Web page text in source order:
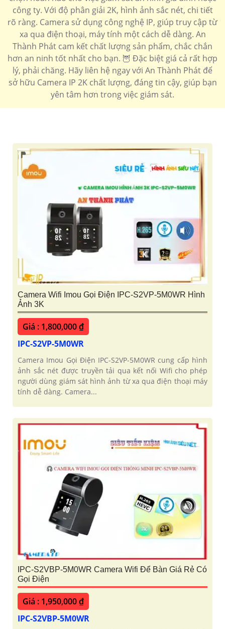
'
công ty. Với độ phân giải 2K, hình ảnh sắc nét, chi tiết
rõ ràng. Camera sử dụng công nghệ IP, giúp truy cập từ
xa qua điện thoại, máy tính một cách dễ dàng. An
Thành Phát cam kết chất lượng sản phẩm, chắc chắn
hơn an ninh tốt nhất cho bạn. 🦉 Đặc biệt giá cả rất hợp
lý, phải chăng. Hãy liên hệ ngay với An Thành Phát để
sở hữu Camera IP 2K chất lượng, đáng tin cậy, giúp bạn
yên tâm hơn trong việc giám sát.
Camera Wifi Imou Gọi Điện IPC-S2VP-5M0WR Hình
Ảnh 3K
Giá : 1,800,000 ₫
IPC-S2VP-5M0WR
Camera Imou Gọi Điện IPC-S2VP-5M0WR cung cấp hình
ảnh sắc nét được truyền tải qua kết nối Wifi cho phép
người dùng giám sát hình ảnh từ xa qua điện thoại máy
tính dễ dàng. Camera...
IPC-S2VBP-5M0WR Camera Wifi Để Bàn Giá Rẻ Có
Gọi Điện
Giá : 1,950,000 ₫
IPC-S2VBP-5M0WR